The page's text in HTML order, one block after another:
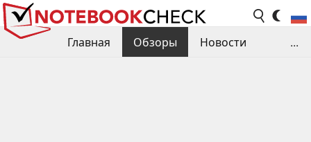
Главная Обзоры
Новости
...